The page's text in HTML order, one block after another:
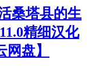
桑塔县的生
精细汉化
盘】